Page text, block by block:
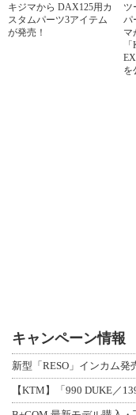
キジマから DAX125用カ
スタムパーツ3アイテム
が発売！
ツ
パ
マ
を
キャンペーン情報
【KTM】「990 DUKE／